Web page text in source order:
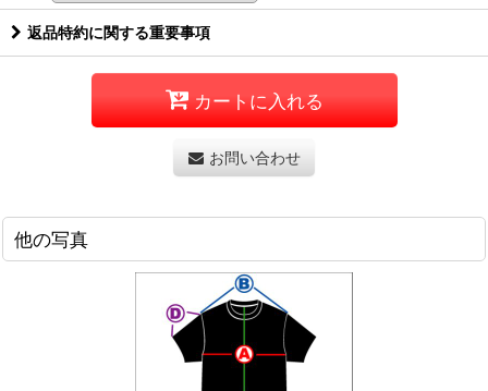
返品特約に関する重要事項
カートに入れる
お問い合わせ
他の写真